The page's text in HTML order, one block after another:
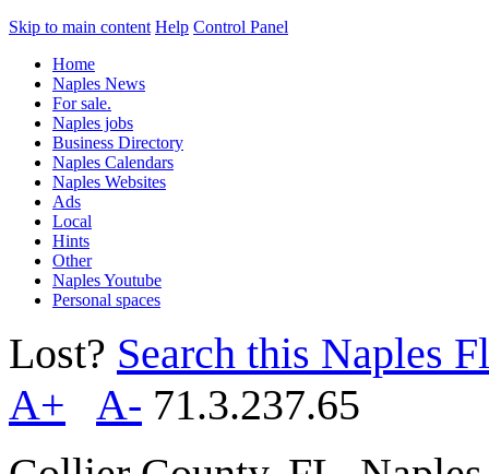
Skip to main content Help Control Panel
Home
Naples News
For sale.
Naples jobs
Business Directory
Naples Calendars
Naples Websites
Ads
Local
Hints
Other
Naples Youtube
Personal spaces
Lost? Search this Naples
A+
A- 71.3.237.65